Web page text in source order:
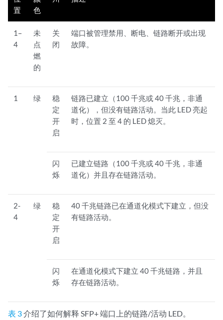
置
色
1–
4
未
点
燃
的
关
闭
端口被管理禁用、断电、链路断开或出现
故障。
1 绿
稳
定
开
启
链路已建立（100 千兆或 40 千兆，非通
道化），但没有链路活动。当此 LED 亮起
时，位置 2 至 4 的 LED 熄灭。
闪
烁
已建立链路（100 千兆或 40 千兆，非通
道化）并且存在链路活动。
2-
4
绿
稳
定
开
启
40 千兆链路已在通道化模式下建立，但没
有链路活动。
闪
烁
在通道化模式下建立 40 千兆链路，并且
存在链路活动。
表 3介绍了如何解释 SFP+ 端口上的链路/活动 LED。